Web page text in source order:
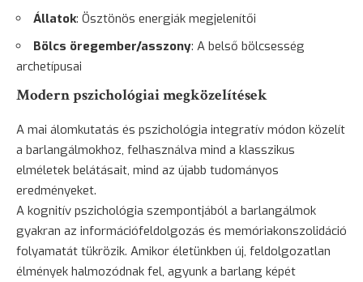
Állatok: Ösztönös energiák megjelenítői
Bölcs öregember/asszony: A belső bölcsesség
archetípusai
Modern pszichológiai megközelítések
A mai álomkutatás és pszichológia integratív módon közelít
a barlangálmokhoz, felhasználva mind a klasszikus
elméletek belátásait, mind az újabb tudományos
eredményeket.
A kognitív pszichológia szempontjából a barlangálmok
gyakran az információfeldolgozás és memóriakonszolidáció
folyamatát tükrözik. Amikor életünkben új, feldolgozatlan
élmények halmozódnak fel, agyunk a barlang képét